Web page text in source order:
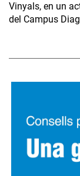
Vinyals, en un
del Campus